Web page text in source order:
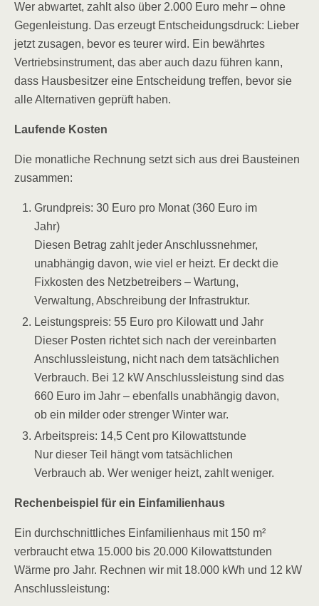
Wer abwartet, zahlt also über 2.000 Euro mehr – ohne
Gegenleistung. Das erzeugt Entscheidungsdruck: Lieber
jetzt zusagen, bevor es teurer wird. Ein bewährtes
Vertriebsinstrument, das aber auch dazu führen kann,
dass Hausbesitzer eine Entscheidung treffen, bevor sie
alle Alternativen geprüft haben.
Laufende Kosten
Die monatliche Rechnung setzt sich aus drei Bausteinen
zusammen:
Grundpreis: 30 Euro pro Monat (360 Euro im
Jahr)
Diesen Betrag zahlt jeder Anschlussnehmer,
unabhängig davon, wie viel er heizt. Er deckt die
Fixkosten des Netzbetreibers – Wartung,
Verwaltung, Abschreibung der Infrastruktur.
Leistungspreis: 55 Euro pro Kilowatt und Jahr
Dieser Posten richtet sich nach der vereinbarten
Anschlussleistung, nicht nach dem tatsächlichen
Verbrauch. Bei 12 kW Anschlussleistung sind das
660 Euro im Jahr – ebenfalls unabhängig davon,
ob ein milder oder strenger Winter war.
Arbeitspreis: 14,5 Cent pro Kilowattstunde
Nur dieser Teil hängt vom tatsächlichen
Verbrauch ab. Wer weniger heizt, zahlt weniger.
Rechenbeispiel für ein Einfamilienhaus
Ein durchschnittliches Einfamilienhaus mit 150 m²
verbraucht etwa 15.000 bis 20.000 Kilowattstunden
Wärme pro Jahr. Rechnen wir mit 18.000 kWh und 12 kW
Anschlussleistung: